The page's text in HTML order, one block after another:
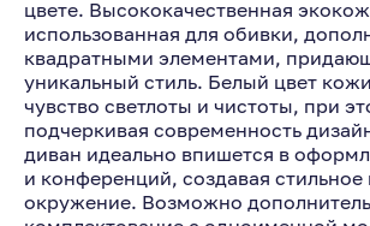
цвете. Высококачественная
использованная для обивки,
квадратными элементами,
уникальный стиль. Белый цвет
чувство светлоты и чистоты, при
подчеркивая современность
диван идеально впишется в
и конференций, создавая
окружение. Возможно